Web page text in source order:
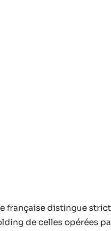
française distingue
de celles opérées